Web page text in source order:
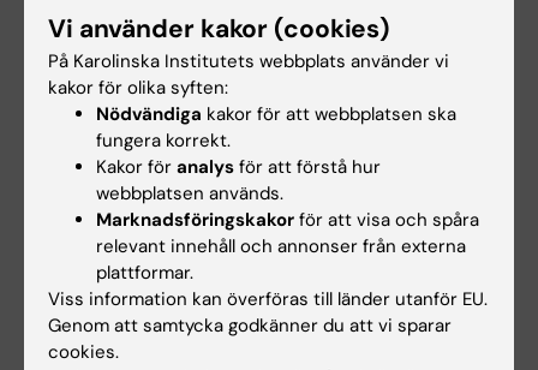
Inom öppenvårdsgynekologi bedrivs
högspecialiserade mottagningar för patienter
med: ärftlig gynekologisk cancer; rikliga
menstruationsblödningar och cervix
dysplasier. Dagkirurgisk- och
mottagningsverksamhet utgör en plattform för
patientnära forskning.
Utbildningsperspektiv
Gruppen bedriver undervisning av studenter
inom grundutbildningen, internationella
Vi använder kakor (cookies)
På Karolinska Institutets webbplats använder vi
kakor för olika syften:
Nödvändiga kakor för att webbplatsen ska
fungera korrekt.
Kakor för analys för att förstå hur
webbplatsen används.
Marknadsföringskakor för att visa och spåra
relevant innehåll och annonser från externa
plattformar.
Viss information kan överföras till länder utanför EU.
Genom att samtycka godkänner du att vi sparar
cookies.